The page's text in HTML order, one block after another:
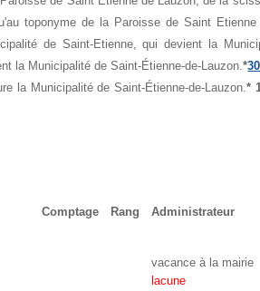
toponyme de la Paroisse de Saint
de Saint-Etienne, qui devient la
la Municipalité de Saint-Étienne-de-Lauzon.*
la Municipalité de Saint-Étienne-de-Lauzon.*
Comptage Rang Administrateur
vacance à la mairie
lacune